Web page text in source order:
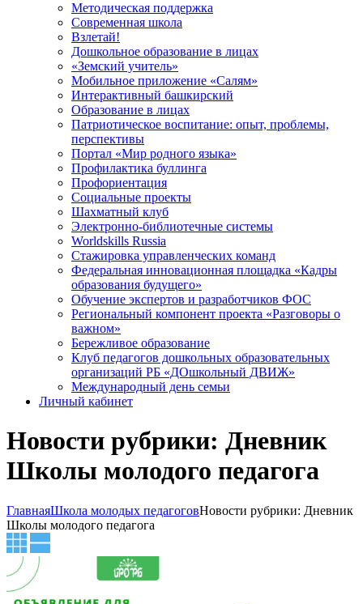
Методическая поддержка
Современная школа
Взлетай!
Дошкольное образование в лицах
«Земский учитель»
Мобильное приложение «Салям»
Интерактивный башкирский
Образование в лицах
Патриотическое воспитание: опыт, проблемы,
перспективы
Портал «Мир родного языка»
Профилактика буллинга
Профориентация
Социальные проекты
Шахматный клуб
Электронно-библиотечные системы
Worldskills Russia
Стажировка управленческих команд
Федеральная инновационная площадка «Кадры
образования будущего»
Обучение экспертов и разработчиков ФОС
Региональный компонент проекта «Разговоры о
важном»
Бережливое образование
Клуб педагогов дошкольных образовательных
организаций РБ «ДОшкольный ДВИЖ»
Международный день семьи
Личный кабинет
Новости рубрики: Дневник
Школы молодого педагога
ГлавнаяШкола молодых педагоговНовости рубрики: Дневник
Школы молодого педагога